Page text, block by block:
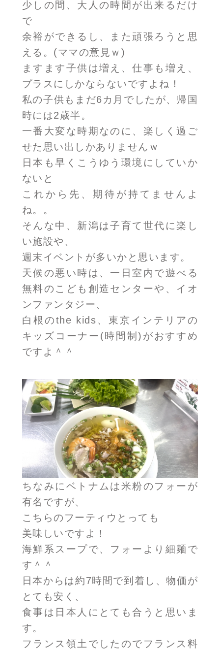
少しの間、大人の時間が出来るだけ
で
余裕ができるし、また頑張ろうと思
える。(ママの意見ｗ)
ますます子供は増え、仕事も増え、
プラスにしかならないですよね！
私の子供もまだ6カ月でしたが、帰国
時には2歳半。
一番大変な時期なのに、楽しく過ご
せた思い出しかありませんｗ
日本も早くこうゆう環境にしていか
ないと
これから先、期待が持てませんよ
ね。。
そんな中、新潟は子育て世代に楽し
い施設や、
週末イベントが多いかと思います。
天候の悪い時は、一日室内で遊べる
無料のこども創造センターや、イオ
ンファンタジー、
白根のthe kids、東京インテリアの
キッズコーナー(時間制)がおすすめ
ですよ＾＾
ちなみにベトナムは米粉のフォーが
有名ですが、
こちらのフーティウとっても
美味しいですよ！
海鮮系スープで、フォーより細麺で
す＾＾
日本からは約7時間で到着し、物価が
とても安く、
食事は日本人にとても合うと思いま
す。
フランス領土でしたのでフランス料